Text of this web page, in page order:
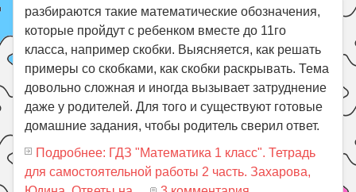
разбираются такие математические обозначения,
которые пройдут с ребенком вместе до 11го
класса, например скобки. Выясняется, как решать
примеры со скобками, как скобки раскрывать. Тема
довольно сложная и иногда вызывает затруднение
даже у родителей. Для того и существуют готовые
домашние задания, чтобы родитель сверил ответ.
Подробнее: ГДЗ "Математика 1 класс". Тетрадь
для самостоятельной работы 2 часть. Захарова,